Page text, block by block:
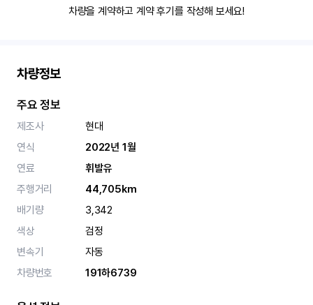
차량을 계약하고 계약 후기를 작성해 보세요!
차량정보
주요 정보
제조사
현대
연식
2022년 1월
연료
휘발유
주행거리
44,705km
배기량
3,342
색상
검정
변속기
자동
차량번호
191하6739